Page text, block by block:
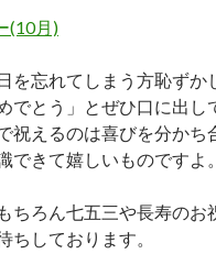
を忘れてしまう方恥ずか
でとう」とぜひ口に出し
祝えるのは喜びを分かち
できて嬉しいものですよ。
ちろん七五三や長寿のお
ちしております。